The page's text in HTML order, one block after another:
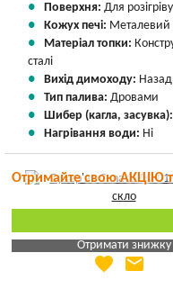
Поверхня: Для розігріву
Кожух печі: Металевий
Матеріал топки:
сталі
Вихід димоходу: Назад
Тип палива: Дровами
Шибер (кагла,
Нагрівання води: Ні
Отримайте свою АКЦІЮ
Отримати знижку
Яка Ваша ціна
favorite email